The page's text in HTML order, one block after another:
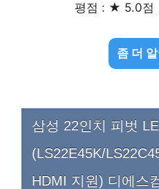
평점 : ★ 5.0점
좀 더
삼성 22인치 피벗
(LS22E45K/
HDMI 지원) 디에스